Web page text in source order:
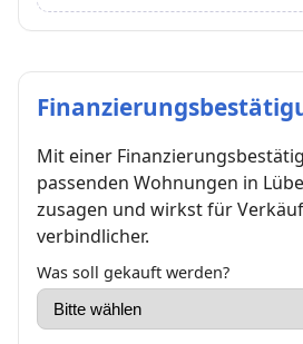
Mit einer
passenden Wohnungen in
zusagen und wirkst für
verbindlicher.
Was soll gekauft werden?